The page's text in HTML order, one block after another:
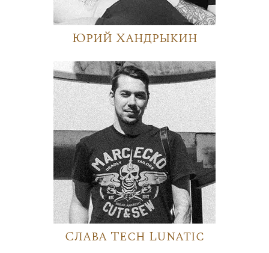
Юрий Хандрыкин
Слава Tech Lunatic